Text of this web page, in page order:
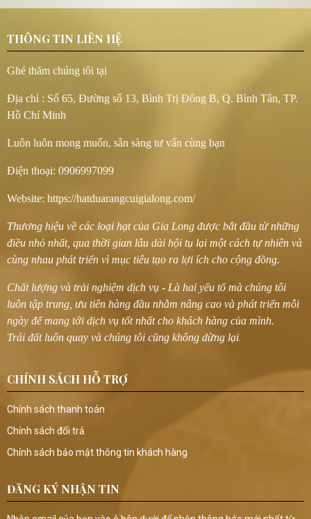
THÔNG TIN LIÊN HỆ
Ghé thăm chúng tôi tại
Địa chỉ : Số 65, Đường số 13, Bình Trị Đông B, Q. Bình Tân, TP.
Hồ Chí Minh
Luôn luôn mong muốn, sẵn sàng tư vấn cùng bạn
Điện thoại: 0906997099
Website: https://hatduarangcuigialong.com/
Thương hiệu về các loại hạt của Gia Long được bắt đầu từ những
điều nhỏ nhất, qua thời gian lâu dài hội tụ lại một cách tự nhiên và
cùng nhau phát triển vì mục tiêu tạo ra lợi ích cho cộng đồng.
Chất lượng và trải nghiệm dịch vụ - Là hai yếu tố mà chúng tôi
luôn tập trung, ưu tiên hàng đầu nhằm nâng cao và phát triển mỗi
ngày để mang tới dịch vụ tốt nhất cho khách hàng của mình.
Trái đất luôn quay và chúng tôi cũng không dừng lại
CHÍNH SÁCH HỖ TRỢ
Chính sách thanh toán
Chính sách đổi trả
Chính sách bảo mật thông tin khách hàng
ĐĂNG KÝ NHẬN TIN